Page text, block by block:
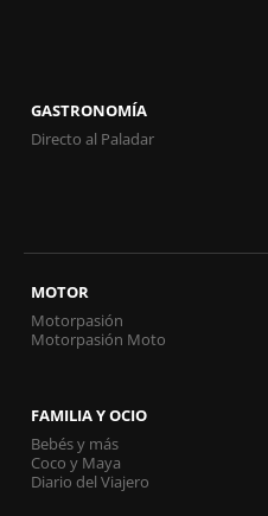
GASTRONOMÍA
Directo al Paladar
MOTOR
Motorpasión
Motorpasión Moto
FAMILIA Y OCIO
Bebés y más
Coco y Maya
Diario del Viajero